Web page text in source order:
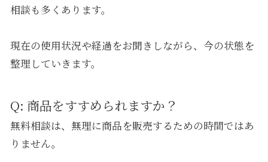
相談も多くあります。
現在の使用状況や経過をお聞きしながら、今の状態を
整理していきます。
Q: 商品をすすめられますか？
無料相談は、無理に商品を販売するための時間ではあ
りません。